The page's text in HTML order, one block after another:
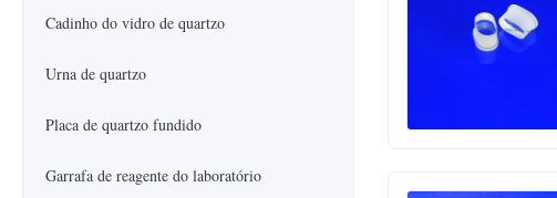
Cadinho do vidro de quartzo
Urna de quartzo
Placa de quartzo fundido
Garrafa de reagente do laboratório